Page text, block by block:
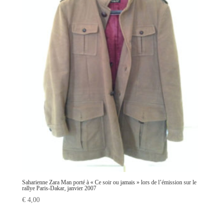
Saharienne Zara Man porté à « Ce soir ou jamais » lors de l’émission sur le
rallye Paris-Dakar, janvier 2007
€4,00